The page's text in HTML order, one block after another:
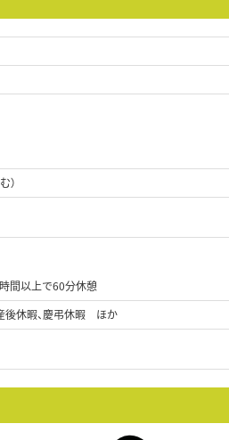
）
間以上で60分休憩
後休暇、慶弔休暇 ほか